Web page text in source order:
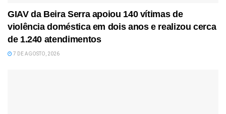
GIAV da Beira Serra apoiou 140 vítimas de
violência doméstica em dois anos e realizou cerca
de 1.240 atendimentos
7 DE AGOSTO, 2026